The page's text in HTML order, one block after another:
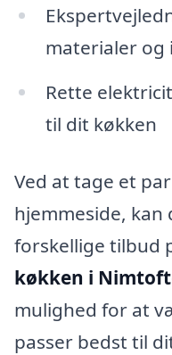
materialer og
Rette
til dit køkken
Ved at tage et
hjemmeside,
forskellige tilbud
køkken i
mulighed for at
passer bedst til